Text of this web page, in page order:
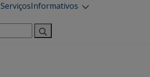
ServiçosInformativos